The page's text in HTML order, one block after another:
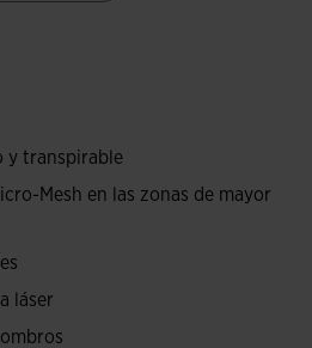
Esto tiene como objetivo dos
las molestas rozaduras en la
durante en movimiento; por
de la camiseta en todo
el runner podrá disfrutar de
y transpirable
Mesh en las zonas de mayor
láser